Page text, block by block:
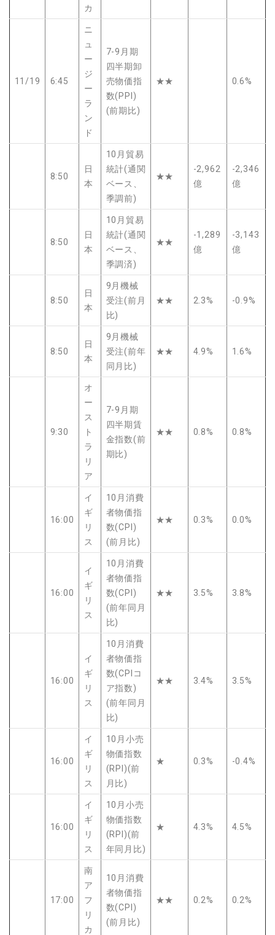
カ
11/19 6:45
ニ
ュ
ー
ジ
ー
ラ
ン
ド
7-9月期
四半期卸
売物価指
数(PPI)
(前期比)
★★ 0.6%
8:50
日
本
10月貿易
統計(通関
ベース、
季調前)
★★
-2,962
億
-2,346
億
8:50
日
本
10月貿易
統計(通関
ベース、
季調済)
★★
-1,289
億
-3,143
億
8:50
日
本
9月機械
受注(前月
比)
★★ 2.3% -0.9%
8:50
日
本
9月機械
受注(前年
同月比)
★★ 4.9% 1.6%
9:30
オ
ー
ス
ト
ラ
リ
ア
7-9月期
四半期賃
金指数(前
期比)
★★ 0.8% 0.8%
16:00
イ
ギ
リ
ス
10月消費
者物価指
数(CPI)
(前月比)
★★ 0.3% 0.0%
16:00
イ
ギ
リ
ス
10月消費
者物価指
数(CPI)
(前年同月
比)
★★ 3.5% 3.8%
16:00
イ
ギ
リ
ス
10月消費
者物価指
数(CPIコ
ア指数)
(前年同月
比)
★★ 3.4% 3.5%
16:00
イ
ギ
リ
ス
10月小売
物価指数
(RPI)(前
月比)
★ 0.3% -0.4%
16:00
イ
ギ
リ
ス
10月小売
物価指数
(RPI)(前
年同月比)
★ 4.3% 4.5%
17:00
南
ア
フ
リ
カ
10月消費
者物価指
数(CPI)
(前月比)
★★ 0.2% 0.2%